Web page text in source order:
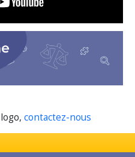
contactez-nous